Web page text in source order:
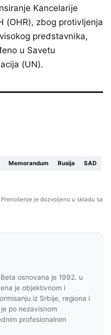
Kancelarije
(OHR), zbog protivljenja
predstavnika,
u Savetu
(UN).
Memorandum Rusija SAD
je dozvoljeno u skladu sa
osnovana je 1992. u
je objektivnom i
iz Srbije, regiona i
po nezavisnom
profesionalnim